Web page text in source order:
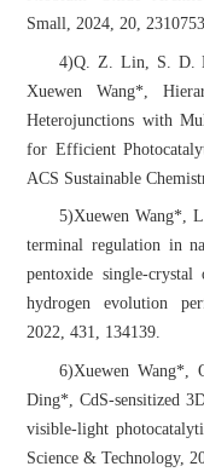
Small, 2024, 20,
4)Q. Z. Lin, S. D.
Xuewen Wang*,
Heterojunctions with
for Efficient
ACS Sustainable
5)Xuewen Wang*,
terminal regulation in
pentoxide single-crystal
hydrogen evolution
2022, 431, 134139.
6)Xuewen
Ding*, CdS-sensitized
visible-light
Science & Technology,